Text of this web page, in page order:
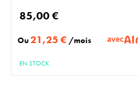
85,00 €
Ou21,25 € /mois avec
EN STOCK